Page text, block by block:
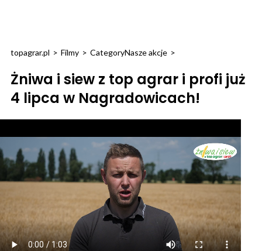
topagrar.pl > Filmy > CategoryNasze akcje >
Żniwa i siew z top agrar i profi już
4 lipca w Nagradowicach!